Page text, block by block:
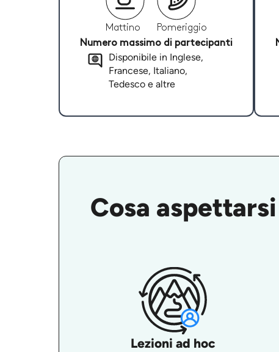
Mattino
Pomeriggio
Numero massimo di partecipanti
Disponibile in Inglese,
Francese, Italiano,
Tedesco e altre
Cosa
Lezioni ad hoc